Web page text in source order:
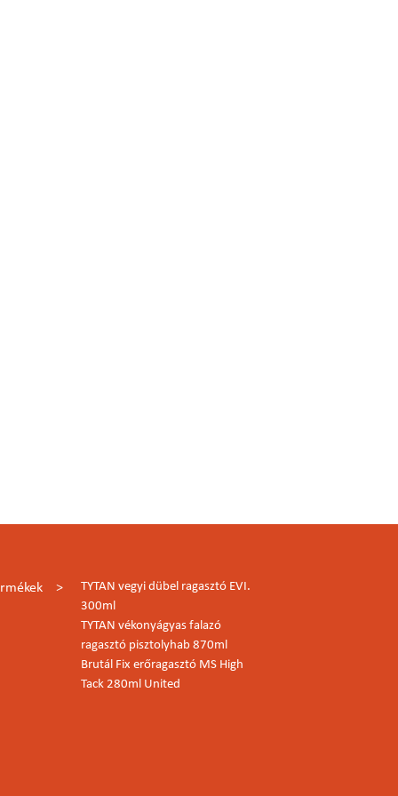
TYTAN vegyi dübel ragasztó EVI.
300ml
TYTAN vékonyágyas falazó
ragasztó pisztolyhab 870ml
Brutál Fix erőragasztó MS High
Tack 280ml United